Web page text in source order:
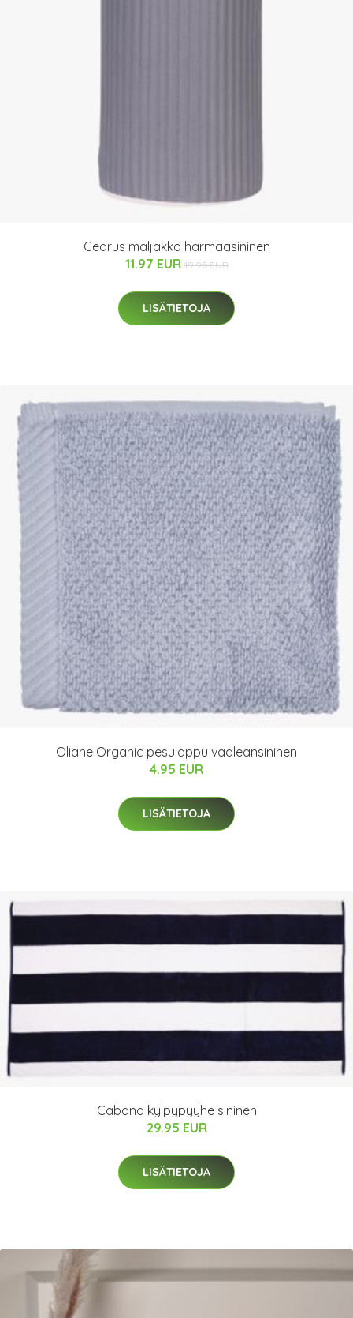
Cedrus maljakko harmaasininen
11.97 EUR 19.95 EUR
LISÄTIETOJA
Oliane Organic pesulappu vaaleansininen
4.95 EUR
LISÄTIETOJA
Cabana kylpypyyhe sininen
29.95 EUR
LISÄTIETOJA